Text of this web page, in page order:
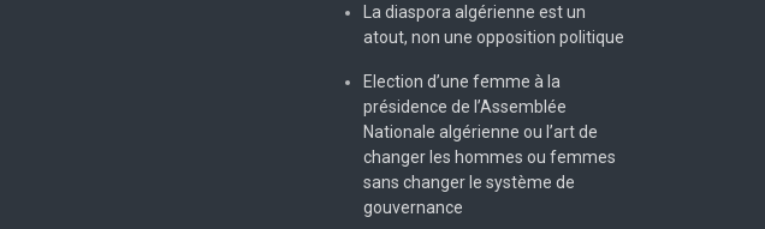
La diaspora algérienne est un
atout, non une opposition politique
Election d’une femme à la
présidence de l’Assemblée
Nationale algérienne ou l’art de
changer les hommes ou femmes
sans changer le système de
gouvernance